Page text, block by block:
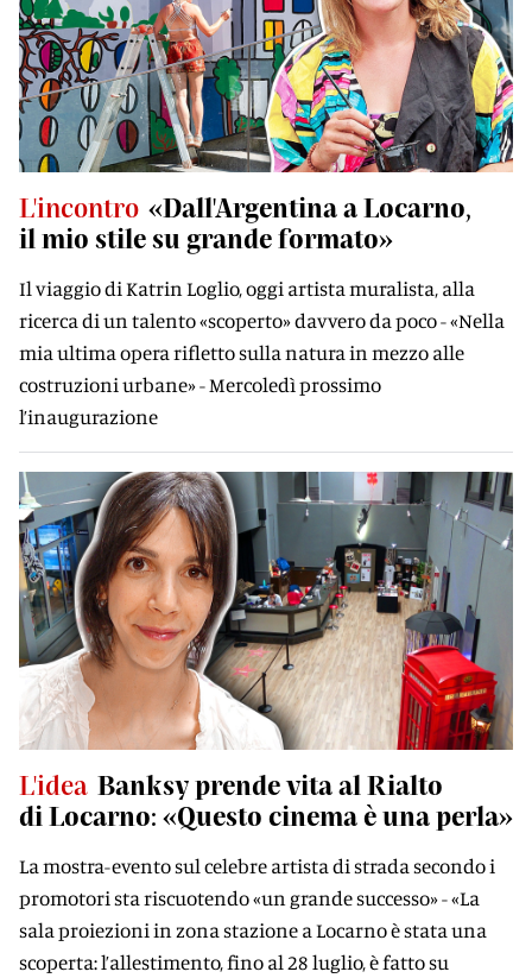
L'incontro «Dall'Argentina a Locarno,
il mio stile su grande formato»
Il viaggio di Katrin Loglio, oggi artista muralista, alla
ricerca di un talento «scoperto» davvero da poco - «Nella
mia ultima opera rifletto sulla natura in mezzo alle
costruzioni urbane» - Mercoledì prossimo
l’inaugurazione
L'idea Banksy prende vita al Rialto
di Locarno: «Questo cinema è una perla»
La mostra-evento sul celebre artista di strada secondo i
promotori sta riscuotendo «un grande successo» - «La
sala proiezioni in zona stazione a Locarno è stata una
scoperta: l’allestimento, fino al 28 luglio, è fatto su